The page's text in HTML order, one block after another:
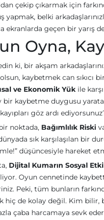
çekip çıkarmak için
yapmak, belki
ekranlarda geçen bir yarış
Oyna,
ki, bir akşam
kaybetmek can sıkıcı
ve Ekonomik Yük ile
bir kaybetme duygusu
göz ardı
noktada, Bağımlılık Riski
sık karşılaşılan bir
düşüncesiyle hareket
Dijital Kumarın Sosyal
Oyun cennetinde
Peki, tüm bunların
hiç de kolay değil. Kim bilir,
çaba harcamaya sevk